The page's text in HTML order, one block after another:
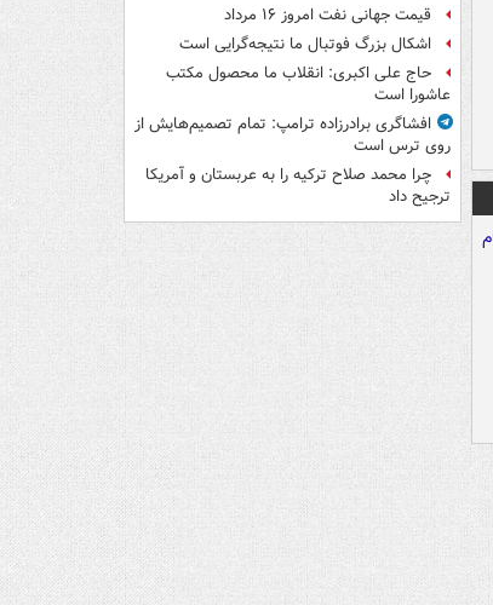
قیمت جهانی نفت امروز ۱۶ مرداد
اشکال بزرگ فوتبال ما نتیجه‌گرایی است
حاج علی اکبری: انقلاب ما محصول مکتب
عاشورا است
افشاگری برادرزاده ترامپ: تمام تصمیم‌هایش از
روی ترس است
چرا محمد صلاح ترکیه را به عربستان و آمریکا
ترجیح داد